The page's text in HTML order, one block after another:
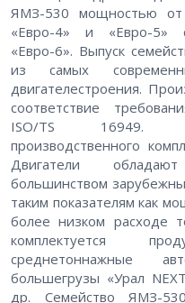
ЯМЗ-530 мощностью
«Евро-4» и «Евро-5»
«Евро-6». Выпуск
из самых
двигателестроения.
соответствие
ISO/TS 16949.
производственного
Двигатели
большинством
таким показателям как
более низком расходе
комплектуется
среднетоннажные
большегрузы «Урал
др. Семейство ЯМЗ-